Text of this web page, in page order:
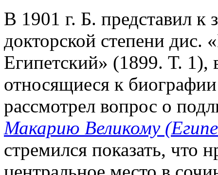
В 1901 г. Б. представил к
докторской степени
Египетский» (1899. Т. 1),
относящиеся к
рассмотрел вопрос о
Макарию Великому
стремился показать, что